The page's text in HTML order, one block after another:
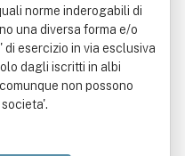
norme inderogabili di
una diversa forma e/o
esercizio in via esclusiva
dagli iscritti in albi
non possono